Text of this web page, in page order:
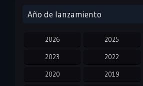
Año de lanzamiento
2026 2025
2023 2022
2020 2019